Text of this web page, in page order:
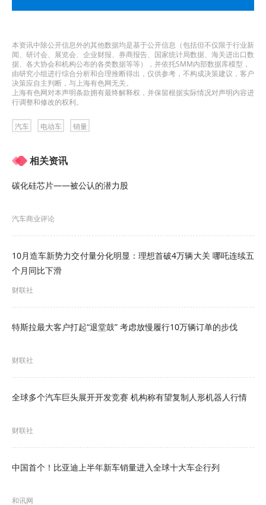
欧洲纯电动汽车销量的33%。
一，其销量增长主要由Elroq紧凑型SUV带动——该
款车型9月销量达10,121辆，位列欧洲纯电汽车销量
第三名，仅次于特斯拉Model Y和Model 3，略高于
大众ID.3。
13,565辆，同比激增90%，排名第四。雷诺当月在
欧洲最畅销的纯电动车型是雷诺5 E-tech，销量为
宝马品牌9月在欧洲的纯电动汽车销量同比下降
5.5%至13,510辆，但仍跻身欧洲纯电动汽车销量榜
在欧洲纯电动汽车销量的32%。
年同期的市场份额（17%）有所提升；同期，插电
63%，达128,120辆，其市场份额从去年同期的
本资讯中除公开信息外的其他数据均是基于公开信息（包括但不仅限于行业新
闻、研讨会、展览会、企业财报、券商报告、国家统计局数据、海关进出口数
据、各大协会和机构公布的各类数据等等），并依托SMM内部数据库模型，
由研究小组进行综合分析和合理推断得出，仅供参考，不构成决策建议，客户
决策应自主判断，与上海有色网无关。
上海有色网对本声明条款拥有最终解释权，并保留根据实际情况对声明内容进
行调整和修改的权利。
汽车 电动车 销量
相关资讯
碳化硅芯片——被公认的潜力股
汽车商业评论
10月造车新势力交付量分化明显：理想首破4万辆大关 哪吒连续五
个月同比下滑
财联社
特斯拉最大客户打起“退堂鼓” 考虑放慢履行10万辆订单的步伐
财联社
全球多个汽车巨头展开开发竞赛 机构称有望复制人形机器人行情
财联社
中国首个！比亚迪上半年新车销量进入全球十大车企行列
和讯网